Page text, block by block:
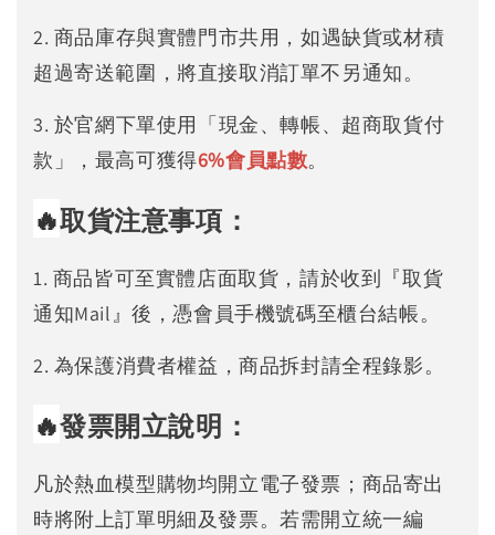
2. 商品庫存與實體門市共用，如遇缺貨或材積
超過寄送範圍，將直接取消訂單不另通知。
3. 於官網下單使用「現金、轉帳、超商取貨付
款」，最高可獲得6%會員點數。
🔥取貨注意事項：
1. 商品皆可至實體店面取貨，請於收到『取貨
通知Mail』後，憑會員手機號碼至櫃台結帳。
2. 為保護消費者權益，商品拆封請全程錄影。
🔥發票開立說明：
凡於熱血模型購物均開立電子發票；商品寄出
時將附上訂單明細及發票。若需開立統一編